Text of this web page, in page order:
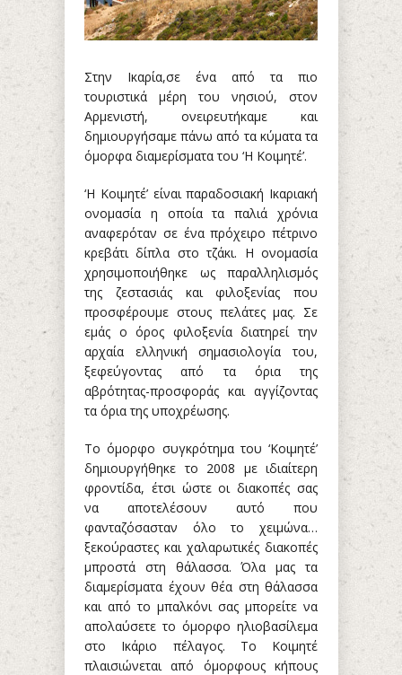
Στην Ικαρία,σε ένα από τα πιο
τουριστικά μέρη του νησιού, στον
Αρμενιστή, ονειρευτήκαμε και
δημιουργήσαμε πάνω από τα κύματα τα
όμορφα διαμερίσματα του ‘Η Κοιμητέ’.
‘Η Κοιμητέ’ είναι παραδοσιακή Ικαριακή
ονομασία η οποία τα παλιά χρόνια
αναφερόταν σε ένα πρόχειρο πέτρινο
κρεβάτι δίπλα στο τζάκι. Η ονομασία
χρησιμοποιήθηκε ως παραλληλισμός
της ζεστασιάς και φιλοξενίας που
προσφέρουμε στους πελάτες μας. Σε
εμάς ο όρος φιλοξενία διατηρεί την
αρχαία ελληνική σημασιολογία του,
ξεφεύγοντας από τα όρια της
αβρότητας-προσφοράς και αγγίζοντας
τα όρια της υποχρέωσης.
Το όμορφο συγκρότημα του ‘Κοιμητέ’
δημιουργήθηκε το 2008 με ιδιαίτερη
φροντίδα, έτσι ώστε οι διακοπές σας
να αποτελέσουν αυτό που
φανταζόσασταν όλο το χειμώνα…
ξεκούραστες και χαλαρωτικές διακοπές
μπροστά στη θάλασσα. Όλα μας τα
διαμερίσματα έχουν θέα στη θάλασσα
και από το μπαλκόνι σας μπορείτε να
απολαύσετε το όμορφο ηλιοβασίλεμα
στο Ικάριο πέλαγος. Το Κοιμητέ
πλαισιώνεται από όμορφους κήπους